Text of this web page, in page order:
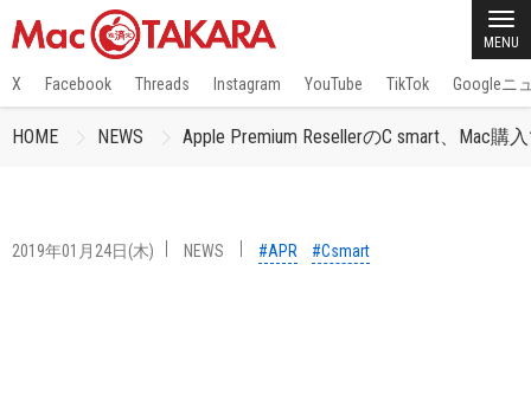
MENU
X Facebook Threads Instagram YouTube TikTok Googleニ
HOME NEWS Apple Premium ResellerのC smart、Mac
2019年01月24日(木) NEWS #APR #Csmart